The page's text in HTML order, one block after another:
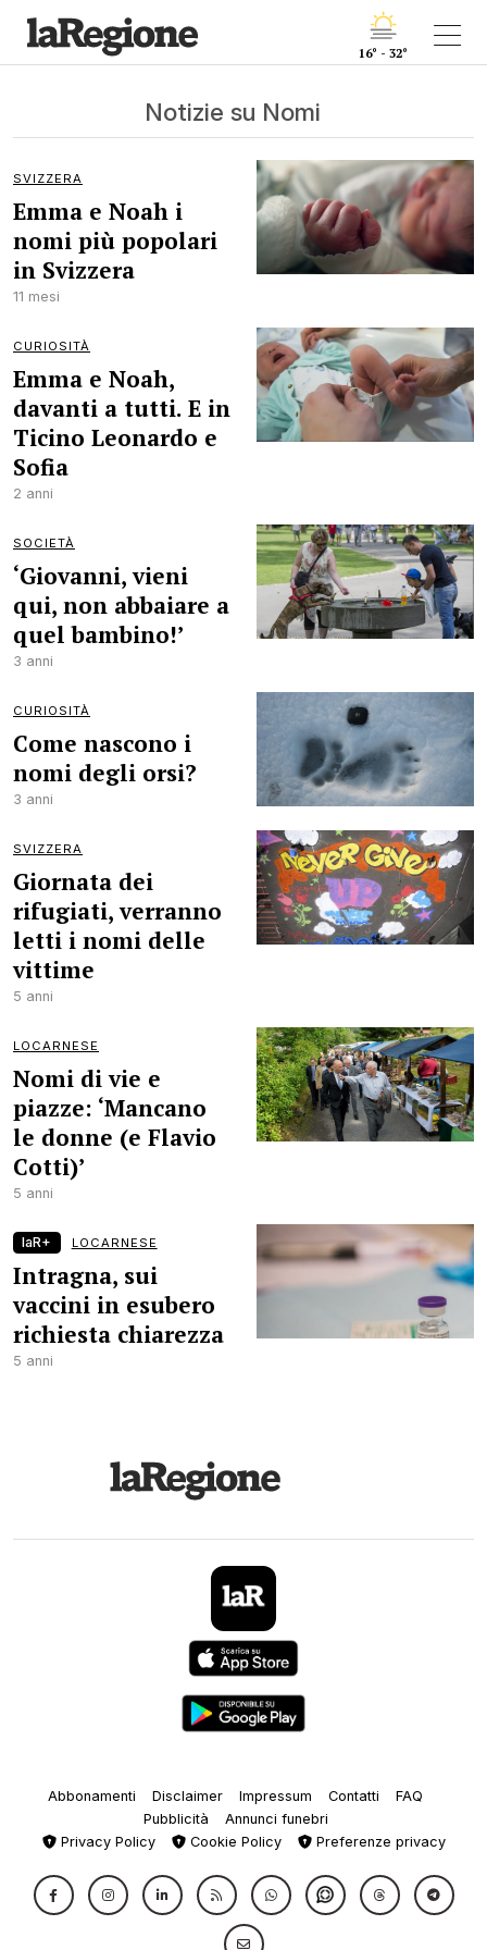
16° - 32°
Notizie su Nomi
SVIZZERA
Emma e Noah i
nomi più popolari
in Svizzera
11 mesi
CURIOSITÀ
Emma e Noah,
davanti a tutti. E in
Ticino Leonardo e
Sofia
2 anni
SOCIETÀ
‘Giovanni, vieni
qui, non abbaiare a
quel bambino!’
3 anni
CURIOSITÀ
Come nascono i
nomi degli orsi?
3 anni
SVIZZERA
Giornata dei
rifugiati, verranno
letti i nomi delle
vittime
5 anni
LOCARNESE
Nomi di vie e
piazze: ‘Mancano
le donne (e Flavio
Cotti)’
5 anni
laR+ LOCARNESE
Intragna, sui
vaccini in esubero
richiesta chiarezza
5 anni
Abbonamenti Disclaimer Impressum Contatti
FAQ
Pubblicità
Annunci funebri
Privacy Policy
Cookie Policy Preferenze privacy